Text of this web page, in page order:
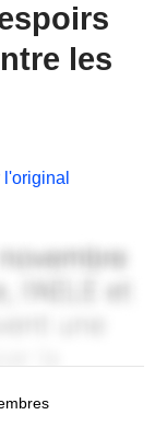
les
l'original